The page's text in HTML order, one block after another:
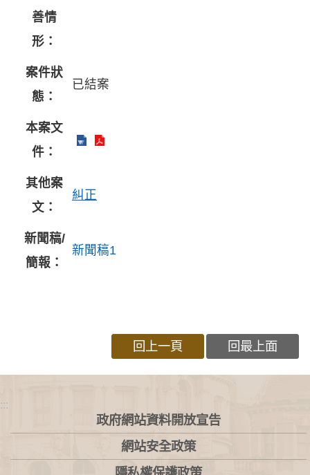
善情
形：
案件狀
態：
已結案
本案文
件：
其他案
文：
糾正
新聞稿/
簡報：
新聞稿1
回上一頁 回最上面
:::
政府網站資料開放宣告
網站安全政策